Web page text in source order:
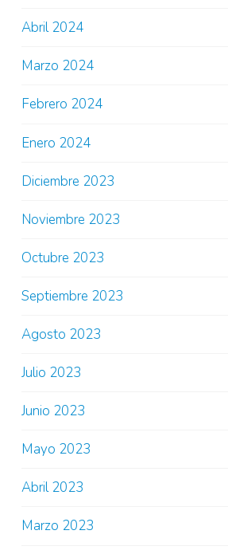
Abril 2024
Marzo 2024
Febrero 2024
Enero 2024
Diciembre 2023
Noviembre 2023
Octubre 2023
Septiembre 2023
Agosto 2023
Julio 2023
Junio 2023
Mayo 2023
Abril 2023
Marzo 2023